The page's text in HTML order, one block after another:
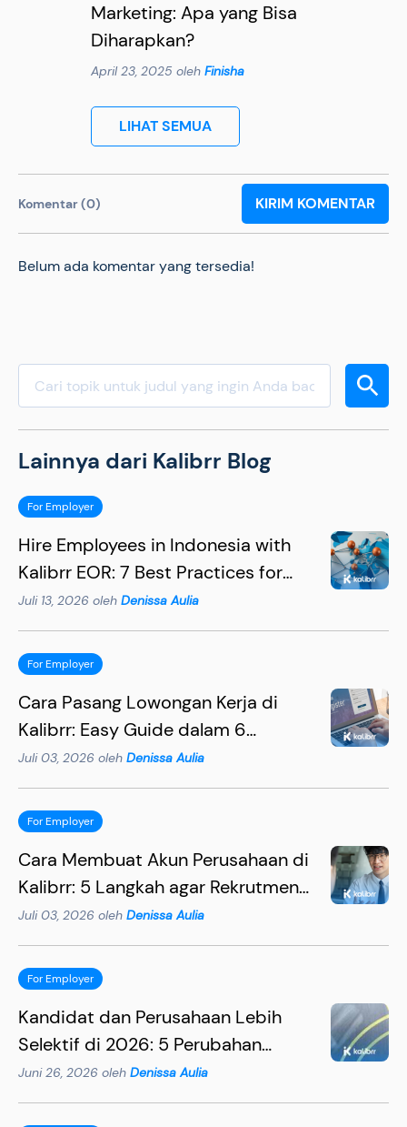
Marketing: Apa yang Bisa
Diharapkan?
April 23, 2025 oleh Finisha
LIHAT SEMUA
Komentar (0) KIRIM KOMENTAR
Belum ada komentar yang tersedia!
Lainnya dari Kalibrr Blog
For Employer
Hire Employees in Indonesia with
Kalibrr EOR: 7 Best Practices for
Hiring Succesfully
Juli 13, 2026 oleh Denissa Aulia
For Employer
Cara Pasang Lowongan Kerja di
Kalibrr: Easy Guide dalam 6
Langkah
Juli 03, 2026 oleh Denissa Aulia
For Employer
Cara Membuat Akun Perusahaan di
Kalibrr: 5 Langkah agar Rekrutmen
Lebih Efektif
Juli 03, 2026 oleh Denissa Aulia
For Employer
Kandidat dan Perusahaan Lebih
Selektif di 2026: 5 Perubahan
Penting yang Wajib Dipahami HR
Juni 26, 2026 oleh Denissa Aulia